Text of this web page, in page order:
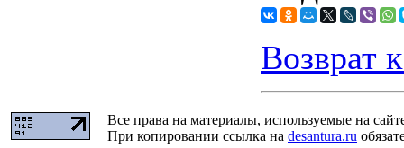
Возврат
Все права на материалы, используемые на
При копировании ссылка на desantura.ru